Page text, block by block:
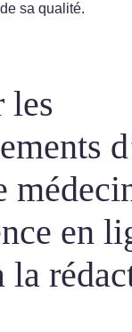
sa qualité.
les
en
la